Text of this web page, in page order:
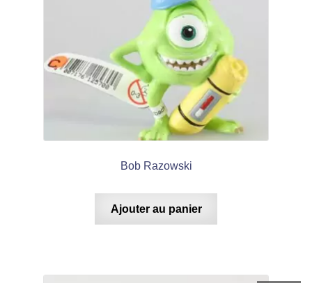
Bob Razowski
Ajouter au panier